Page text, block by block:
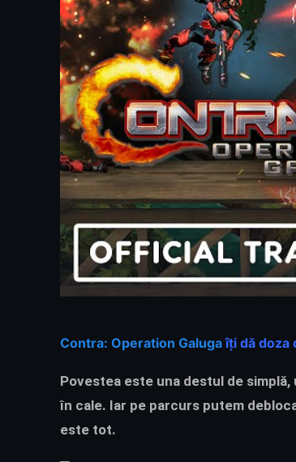
Contra: Operation Galugaîți dă doza
Povestea este una destul de
în cale. Iar pe parcurs putem
este tot.